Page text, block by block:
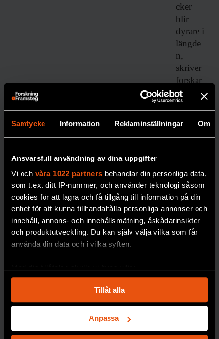
Samtycke Information Reklaminställningar Om
Ansvarsfull användning av dina uppgifter
Vi och våra 1022 partners behandlar din personliga data,
som t.ex. ditt IP-nummer, och använder teknologi såsom
cookies för att lagra och få tillgång till information på din
enhet för att kunna tillhandahålla personliga annonser och
innehåll, annons- och innehållsmätning, åskådarinsikter
och produktutveckling. Du kan själv välja vilka som får
använda din data och i vilka syften.
som kan ha en noggrannhet på upp till flera meter
Identifiera din enhet genom att aktivt skanna den
för specifika kännetecken (fingeravtryck)
Ta reda på mer om hur dina personliga uppgifter
Tillåt alla
Anpassa
cker
blir
dyrare i
längde
n,
skriver
forskar
en
Johan
S
Robert:
tacksam
sexlivet
återställde
s”